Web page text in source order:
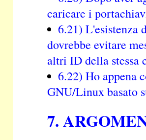
caricare i
6.21) L'esistenza
dovrebbe evitare
altri ID della stessa
6.22) Ho appena
GNU/Linux basato
7.